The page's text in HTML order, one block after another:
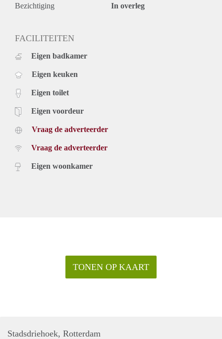
Bezichtiging In overleg
FACILITEITEN
Eigen badkamer
Eigen keuken
Eigen toilet
Eigen voordeur
Vraag de adverteerder
Vraag de adverteerder
Eigen woonkamer
TONEN OP KAART
Stadsdriehoek, Rotterdam